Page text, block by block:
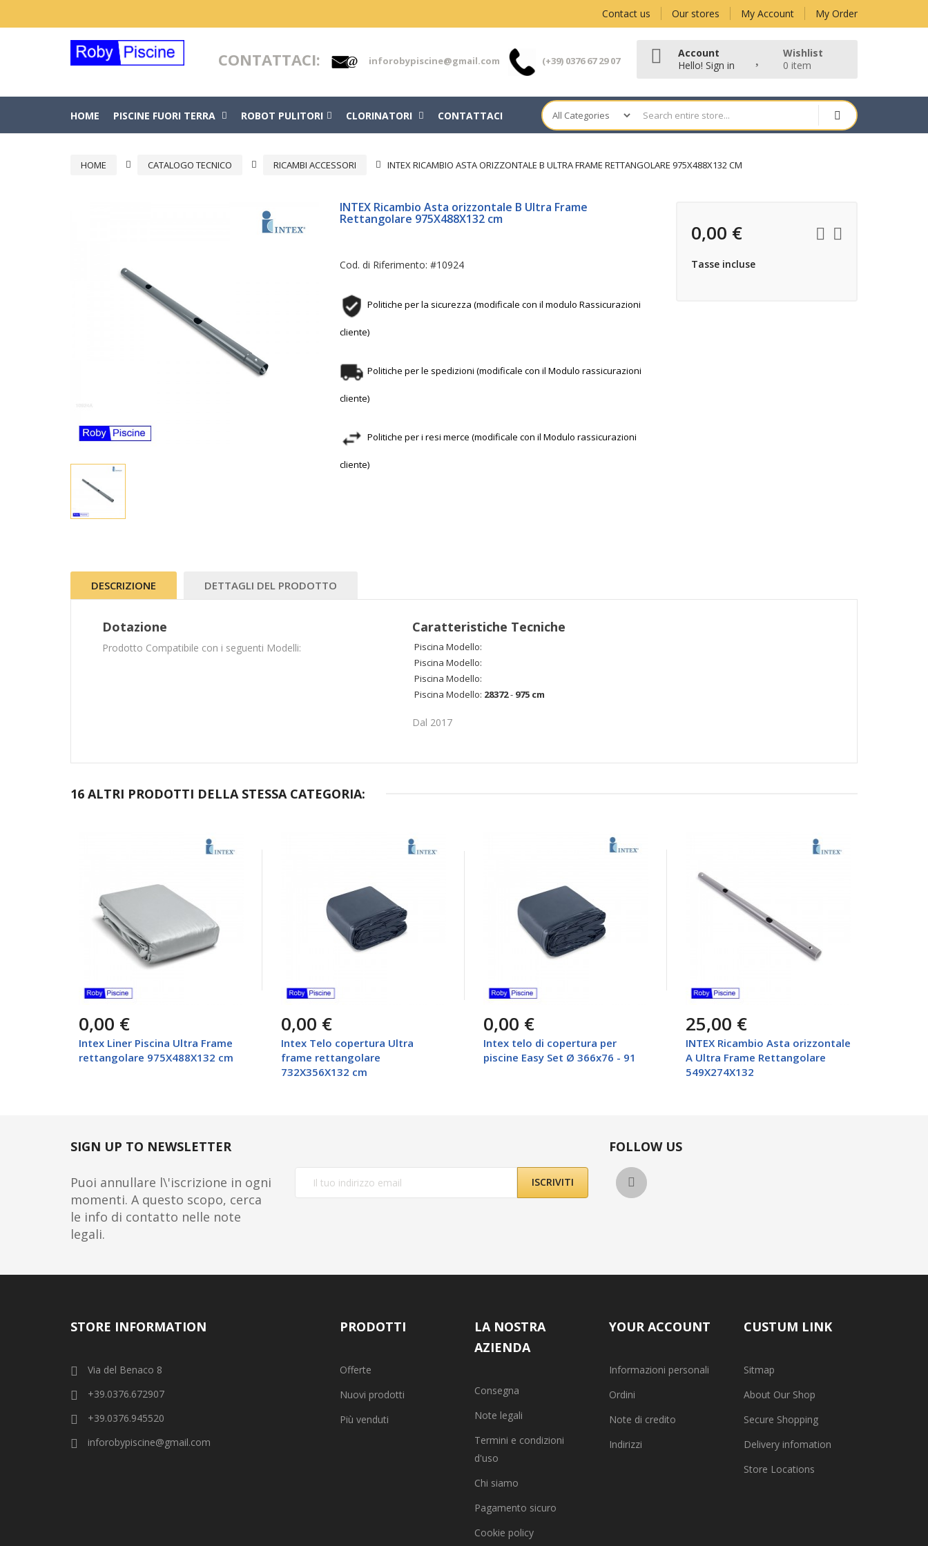
Contact us Our stores My Account My Order
Wishlist
0 item
Account
Hello! Sign in
CONTATTACI: inforobypiscine@gmail.com (+39) 0376 67 29 07
HOME PISCINE FUORI TERRA ROBOT PULITORI CLORINATORI CONTATTACI
HOME CATALOGO TECNICO RICAMBI ACCESSORI INTEX RICAMBIO ASTA ORIZZONTALE B ULTRA FRAME RETTANGOLARE 975X488X132 CM
INTEX Ricambio Asta orizzontale B Ultra Frame
Rettangolare 975X488X132 cm
Cod. di Riferimento: #10924
Politiche per la sicurezza (modificale con il modulo Rassicurazioni
cliente)
Politiche per le spedizioni (modificale con il Modulo rassicurazioni
cliente)
Politiche per i resi merce (modificale con il Modulo rassicurazioni
cliente)
0,00 €
Tasse incluse
DESCRIZIONE DETTAGLI DEL PRODOTTO
Dotazione
Prodotto Compatibile con i seguenti Modelli:
Caratteristiche Tecniche
Piscina Modello:
Piscina Modello:
Piscina Modello:
Piscina Modello: 28372- 975 cm
Dal 2017
16 ALTRI PRODOTTI DELLA STESSA CATEGORIA:
0,00 €
Intex Liner Piscina Ultra Frame
rettangolare 975X488X132 cm
0,00 €
Intex Telo copertura Ultra
frame rettangolare
732X356X132 cm
0,00 €
Intex telo di copertura per
piscine Easy Set Ø 366x76 - 91
25,00 €
INTEX Ricambio Asta orizzontale
A Ultra Frame Rettangolare
549X274X132
SIGN UP TO NEWSLETTER
Puoi annullare l\'iscrizione in ogni
momenti. A questo scopo, cerca
le info di contatto nelle note
legali.
FOLLOW US
STORE INFORMATION
Via del Benaco 8
+39.0376.672907
+39.0376.945520
inforobypiscine@gmail.com
PRODOTTI
Offerte
Nuovi prodotti
Più venduti
LA NOSTRA
AZIENDA
Consegna
Note legali
Termini e condizioni
d'uso
Chi siamo
Pagamento sicuro
Cookie policy
YOUR ACCOUNT
Informazioni personali
Ordini
Note di credito
Indirizzi
CUSTUM LINK
Sitmap
About Our Shop
Secure Shopping
Delivery infomation
Store Locations